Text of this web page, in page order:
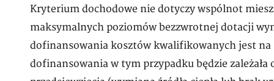
Kryterium dochodowe nie dotyczy wspólnot
maksymalnych poziomów bezzwrotnej dotacji
dofinansowania kosztów kwalifikowanych jest
dofinansowania w tym przypadku będzie